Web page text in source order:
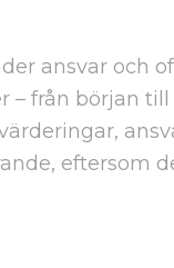
ansvar och
– från början
eftersom